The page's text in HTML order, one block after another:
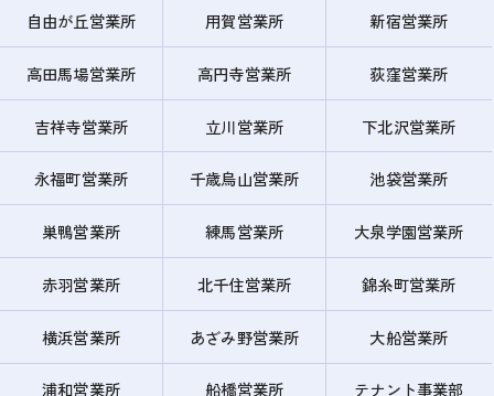
自由が丘営業所 用賀営業所 新宿営業所
高田馬場営業所 高円寺営業所 荻窪営業所
吉祥寺営業所 立川営業所 下北沢営業所
永福町営業所 千歳烏山営業所 池袋営業所
巣鴨営業所 練馬営業所 大泉学園営業所
赤羽営業所 北千住営業所 錦糸町営業所
横浜営業所 あざみ野営業所 大船営業所
浦和営業所 船橋営業所 テナント事業部